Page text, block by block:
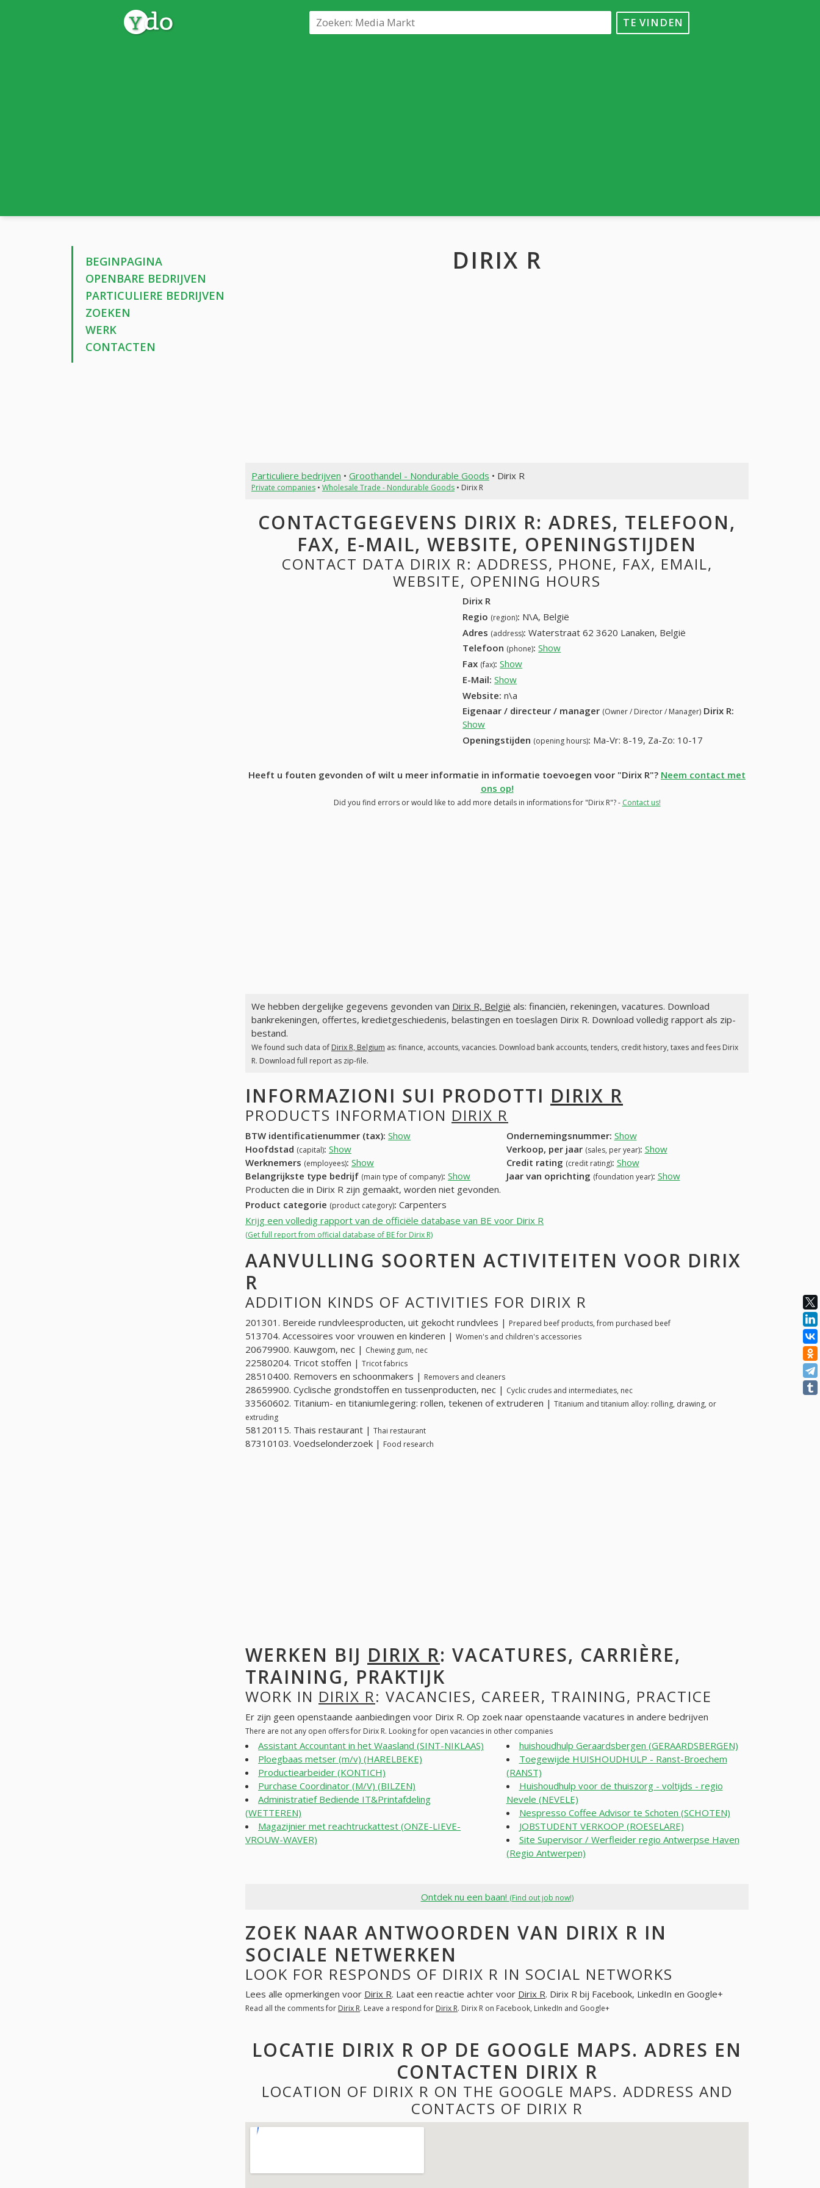
TE VINDEN
BEGINPAGINA
OPENBARE BEDRIJVEN
PARTICULIERE BEDRIJVEN
ZOEKEN
WERK
CONTACTEN
DIRIX R
Particuliere bedrijven • Groothandel - Nondurable Goods • Dirix R
Private companies• Wholesale Trade - Nondurable Goods• Dirix R
CONTACTGEGEVENS DIRIX R: ADRES, TELEFOON,
FAX, E-MAIL, WEBSITE, OPENINGSTIJDEN
CONTACT DATA DIRIX R: ADDRESS, PHONE, FAX, EMAIL,
WEBSITE, OPENING HOURS
Dirix R
Regio (region): N\A, België
Adres (address): Waterstraat 62 3620 Lanaken, België
Telefoon (phone): Show
Fax (fax): Show
E-Mail: Show
Website: n\a
Eigenaar / directeur / manager (Owner / Director / Manager) Dirix R:
Show
Openingstijden (opening hours): Ma-Vr: 8-19, Za-Zo: 10-17
Heeft u fouten gevonden of wilt u meer informatie in informatie toevoegen voor "Dirix R"? Neem contact met
ons op!
Did you find errors or would like to add more details in informations for "Dirix R"? - Contact us!
We hebben dergelijke gegevens gevonden van Dirix R, België als: financiën, rekeningen, vacatures. Download
bankrekeningen, offertes, kredietgeschiedenis, belastingen en toeslagen Dirix R. Download volledig rapport als zip-
bestand.
We found such data of Dirix R, Belgium as: finance, accounts, vacancies. Download bank accounts, tenders, credit history, taxes and fees Dirix
R. Download full report as zip-file.
INFORMAZIONI SUI PRODOTTI DIRIX R
PRODUCTS INFORMATION DIRIX R
BTW identificatienummer (tax): Show Ondernemingsnummer: Show
Hoofdstad (capital): Show Verkoop, per jaar (sales, per year): Show
Werknemers (employees): Show Credit rating (credit rating): Show
Belangrijkste type bedrijf (main type of company): Show Jaar van oprichting (foundation year): Show
Producten die in Dirix R zijn gemaakt, worden niet gevonden.
Product categorie (product category): Carpenters
Krijg een volledig rapport van de officiële database van BE voor Dirix R
(Get full report from official database of BE for Dirix R)
AANVULLING SOORTEN ACTIVITEITEN VOOR DIRIX
R
ADDITION KINDS OF ACTIVITIES FOR DIRIX R
201301. Bereide rundvleesproducten, uit gekocht rundvlees | Prepared beef products, from purchased beef
513704. Accessoires voor vrouwen en kinderen | Women's and children's accessories
20679900. Kauwgom, nec | Chewing gum, nec
22580204. Tricot stoffen | Tricot fabrics
28510400. Removers en schoonmakers | Removers and cleaners
28659900. Cyclische grondstoffen en tussenproducten, nec | Cyclic crudes and intermediates, nec
33560602. Titanium- en titaniumlegering: rollen, tekenen of extruderen | Titanium and titanium alloy: rolling, drawing, or
extruding
58120115. Thais restaurant | Thai restaurant
87310103. Voedselonderzoek | Food research
WERKEN BIJ DIRIX R: VACATURES, CARRIÈRE,
TRAINING, PRAKTIJK
WORK IN DIRIX R: VACANCIES, CAREER, TRAINING, PRACTICE
Er zijn geen openstaande aanbiedingen voor Dirix R. Op zoek naar openstaande vacatures in andere bedrijven
There are not any open offers for Dirix R. Looking for open vacancies in other companies
Assistant Accountant in het Waasland (SINT-NIKLAAS)
Ploegbaas metser (m/v) (HARELBEKE)
Productiearbeider (KONTICH)
Purchase Coordinator (M/V) (BILZEN)
Administratief Bediende IT&Printafdeling
(WETTEREN)
Magazijnier met reachtruckattest (ONZE-LIEVE-
VROUW-WAVER)
huishoudhulp Geraardsbergen (GERAARDSBERGEN)
Toegewijde HUISHOUDHULP - Ranst-Broechem
(RANST)
Huishoudhulp voor de thuiszorg - voltijds - regio
Nevele (NEVELE)
Nespresso Coffee Advisor te Schoten (SCHOTEN)
JOBSTUDENT VERKOOP (ROESELARE)
Site Supervisor / Werfleider regio Antwerpse Haven
(Regio Antwerpen)
Ontdek nu een baan! (Find out job now!)
ZOEK NAAR ANTWOORDEN VAN DIRIX R IN
SOCIALE NETWERKEN
LOOK FOR RESPONDS OF DIRIX R IN SOCIAL NETWORKS
Lees alle opmerkingen voor Dirix R. Laat een reactie achter voor Dirix R. Dirix R bij Facebook, LinkedIn en Google+
Read all the comments for Dirix R. Leave a respond for Dirix R. Dirix R on Facebook, LinkedIn and Google+
LOCATIE DIRIX R OP DE GOOGLE MAPS. ADRES EN
CONTACTEN DIRIX R
LOCATION OF DIRIX R ON THE GOOGLE MAPS. ADDRESS AND
CONTACTS OF DIRIX R